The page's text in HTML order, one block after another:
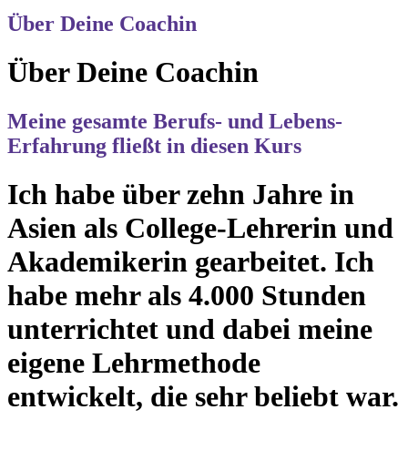
Über Deine Coachin
Über Deine Coachin
Meine gesamte Berufs- und Lebens-
Erfahrung fließt in diesen Kurs
Ich habe über zehn Jahre in
Asien als College-Lehrerin und
Akademikerin gearbeitet. Ich
habe mehr als 4.000 Stunden
unterrichtet und dabei meine
eigene Lehrmethode
entwickelt, die sehr beliebt war.